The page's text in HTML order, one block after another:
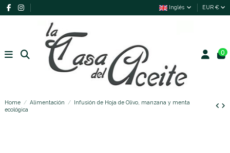
Inglés EUR €
0
Home Alimentación
Infusión de Hoja de Olivo, manzana y menta
ecológica